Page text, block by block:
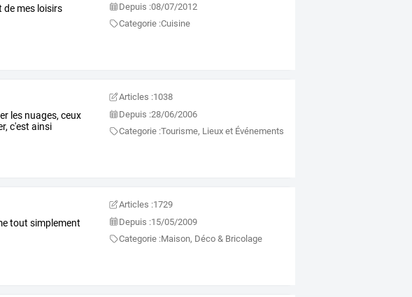
de mes loisirs
Depuis :08/07/2012
Categorie :Cuisine
les nuages,ceux
c'est ainsi
Articles :1038
Depuis :28/06/2006
Categorie :Tourisme, Lieux et Événements
tout simplement
Articles :1729
Depuis :15/05/2009
Categorie :Maison, Déco & Bricolage